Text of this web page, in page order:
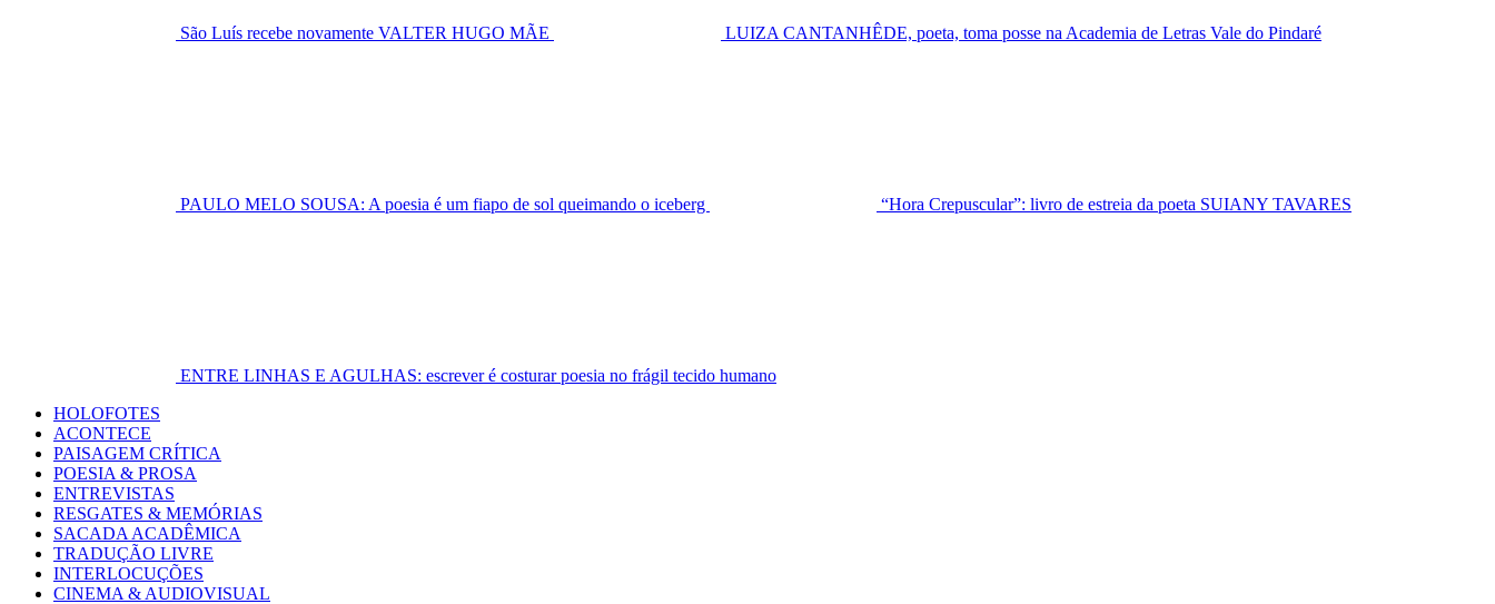
São Luís recebe novamente VALTER HUGO MÃE LUIZA CANTANHÊDE, poeta, toma posse na Academia de Letras Vale do Pindaré
PAULO MELO SOUSA: A poesia é um fiapo de sol queimando o iceberg “Hora Crepuscular”: livro de estreia da poeta SUIANY TAVARES
ENTRE LINHAS E AGULHAS: escrever é costurar poesia no frágil tecido humano
Primary
Menu
HOLOFOTES
ACONTECE
PAISAGEM CRÍTICA
POESIA & PROSA
ENTREVISTAS
RESGATES & MEMÓRIAS
SACADA ACADÊMICA
TRADUÇÃO LIVRE
INTERLOCUÇÕES
CINEMA & AUDIOVISUAL